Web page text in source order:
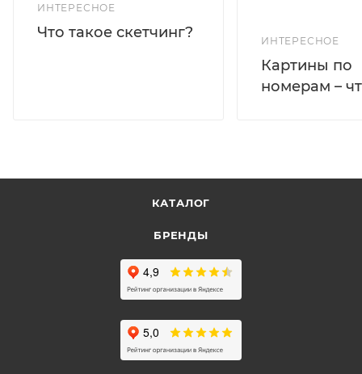
ИНТЕРЕСНОЕ
Что такое скетчинг?
ИНТЕРЕСНОЕ
Картины по
номерам –
КАТАЛОГ
БРЕНДЫ